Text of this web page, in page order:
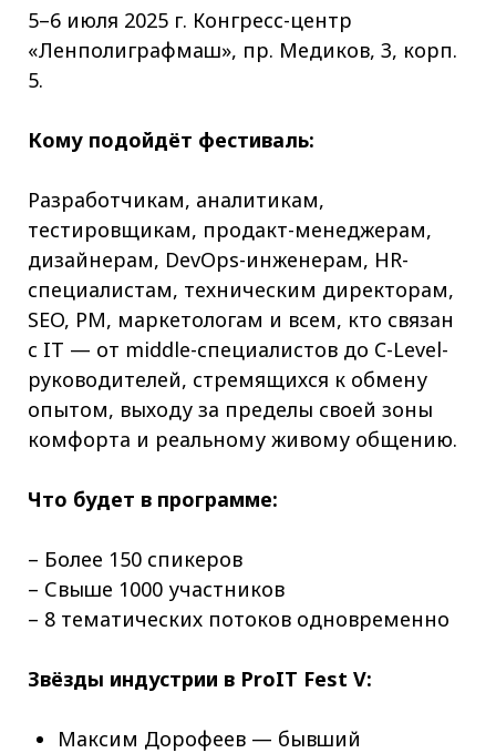
5–6 июля 2025 г. Конгресс-центр
«Ленполиграфмаш», пр. Медиков, 3, корп.
5.
Кому подойдёт фестиваль:
Разработчикам, аналитикам,
тестировщикам, продакт-менеджерам,
дизайнерам, DevOps-инженерам, HR-
специалистам, техническим директорам,
SEO, PM, маркетологам и всем, кто связан
с IT — от middle-специалистов до C-Level-
руководителей, стремящихся к обмену
опытом, выходу за пределы своей зоны
комфорта и реальному живому общению.
Что будет в программе:
– Более 150 спикеров
– Свыше 1000 участников
– 8 тематических потоков одновременно
Звёзды индустрии в ProIT Fest V:
Максим Дорофеев — бывший